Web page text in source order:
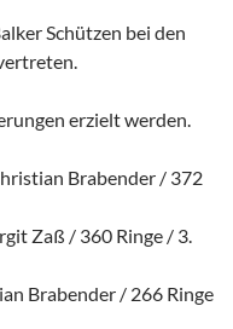
Schützen bei den
erzielt werden.
Brabender / 372
Zaß / 360 Ringe / 3.
Brabender / 266 Ringe